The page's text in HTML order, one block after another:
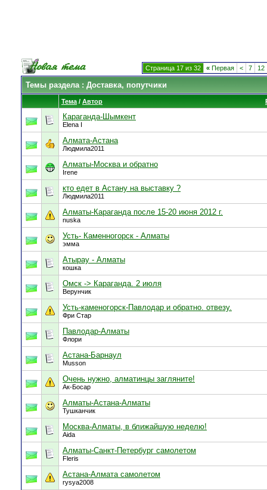
Страница 17 из 32 « Первая < 7 12
Темы раздела: Доставка, попутчики
Тема / Автор
Караганда-Шымкент
Elena I
Алмата-Астана
Людмила2011
Алматы-Москва и обратно
Irene
кто едет в Астану на выставку ?
Людмила2011
Алматы-Караганда после 15-20 июня 2012 г.
nuska
Усть- Каменногорск - Алматы
эмма
Атырау - Алматы
кошка
Омск -> Караганда. 2 июля
Верунчик
Усть-каменогорск-Павлодар и обратно. отвезу.
Фри Стар
Павлодар-Алматы
Флори
Астана-Барнаул
Musson
Очень нужно, алматинцы загляните!
Ак-Босар
Алматы-Астана-Алматы
Тушканчик
Москва-Алматы, в ближайшую неделю!
Aida
Алматы-Санкт-Петербург самолетом
Fleris
Астана-Алмата самолетом
rysya2008